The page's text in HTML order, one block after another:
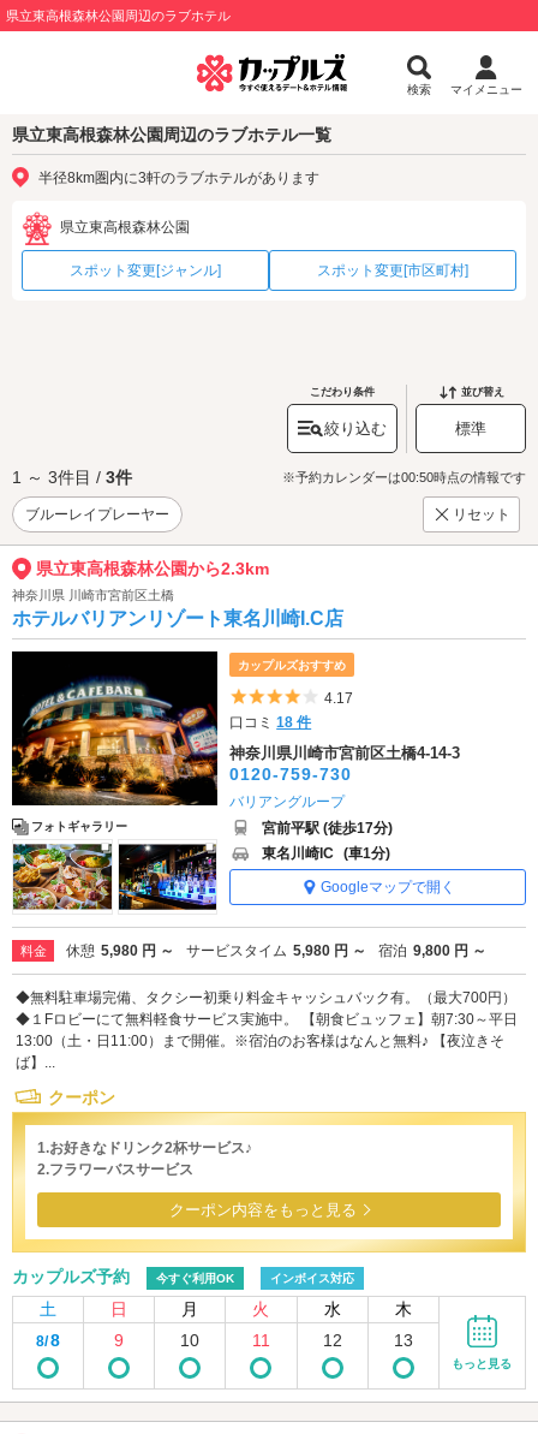
県立東高根森林公園周辺のラブホテル
検索 マイメニュー
県立東高根森林公園周辺のラブホテル一覧
半径8km圏内に3軒のラブホテルがあります
県立東高根森林公園
スポット変更[ジャンル] スポット変更[市区町村]
こだわり条件
絞り込む
並び替え
標準
1 ～ 3件目 / 3件 ※予約カレンダーは00:50時点の情報です
ブルーレイプレーヤー リセット
県立東高根森林公園から2.3km
神奈川県 川崎市宮前区土橋
ホテルバリアンリゾート東名川崎I.C店
フォトギャラリー
カップルズおすすめ
5つ星のうち4
4.17
口コミ18 件
神奈川県川崎市宮前区土橋4-14-3
0120-759-730
バリアングループ
宮前平駅 (徒歩17分)
東名川崎IC (車1分)
Googleマップで開く
料金 休憩 5,980 円 ～ サービスタイム 5,980 円 ～ 宿泊 9,800 円 ～
◆無料駐車場完備、タクシー初乗り料金キャッシュバック有。（最大700円）
◆１Fロビーにて無料軽食サービス実施中。 【朝食ビュッフェ】朝7:30～平日
13:00（土・日11:00）まで開催。※宿泊のお客様はなんと無料♪ 【夜泣きそ
ば】...
クーポン
1.お好きなドリンク2杯サービス♪
2.フラワーバスサービス
クーポン内容をもっと見る
カップルズ予約 今すぐ利用OK インボイス対応
土 日 月 火 水 木
8/8 9 10 11 12 13
もっと見る